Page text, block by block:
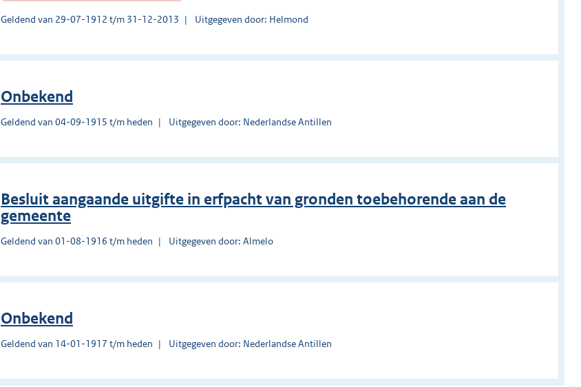
Geldend van 29-07-1912 t/m 31-12-2013 Uitgegeven door: Helmond
Onbekend
Geldend van 04-09-1915 t/m heden Uitgegeven door: Nederlandse Antillen
Besluit aangaande uitgifte in erfpacht van gronden toebehorende aan de
gemeente
Geldend van 01-08-1916 t/m heden Uitgegeven door: Almelo
Onbekend
Geldend van 14-01-1917 t/m heden Uitgegeven door: Nederlandse Antillen